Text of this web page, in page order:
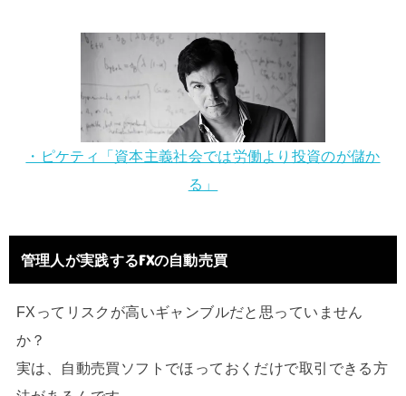
・ピケティ「資本主義社会では労働より投資のが儲か
る」
管理人が実践するFXの自動売買
FXってリスクが高いギャンブルだと思っていません
か？
実は、自動売買ソフトでほっておくだけで取引できる方